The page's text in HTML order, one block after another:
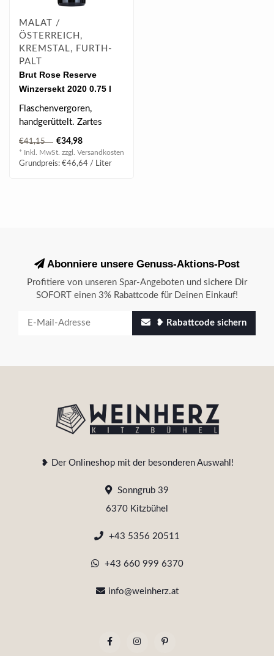
MALAT /
ÖSTERREICH,
KREMSTAL, FURTH-
PALT
Brut Rose Reserve
Winzersekt 2020 0.75 l
12% vol
Flaschenvergoren,
handgerüttelt. Zartes
Lachsrosa und feine
Beerenfrucht, Feing..
€41,15 €34,98
* Inkl. MwSt. zzgl. Versandkosten
Grundpreis: €46,64 / Liter
Abonniere unsere Genuss-Aktions-Post
Profitiere von unseren Spar-Angeboten und sichere Dir
SOFORT einen 3% Rabattcode für Deinen Einkauf!
❥ Rabattcode sichern
❥ Der Onlineshop mit der besonderen Auswahl!
Sonngrub 39
6370 Kitzbühel
+43 5356 20511
+43 660 999 6370
info@weinherz.at